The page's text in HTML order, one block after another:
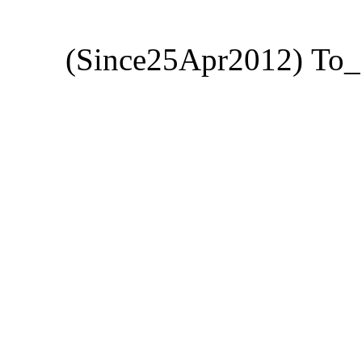
(Since25Apr2012)